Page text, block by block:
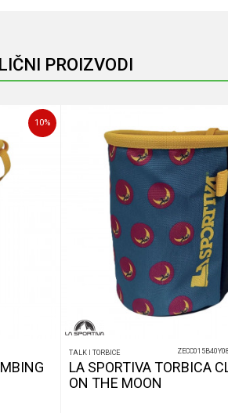
PROIZVODI
10%
TALK I TORBICE ZECC015B40Y08
LA SPORTIVA TORBICA
ON THE MOON